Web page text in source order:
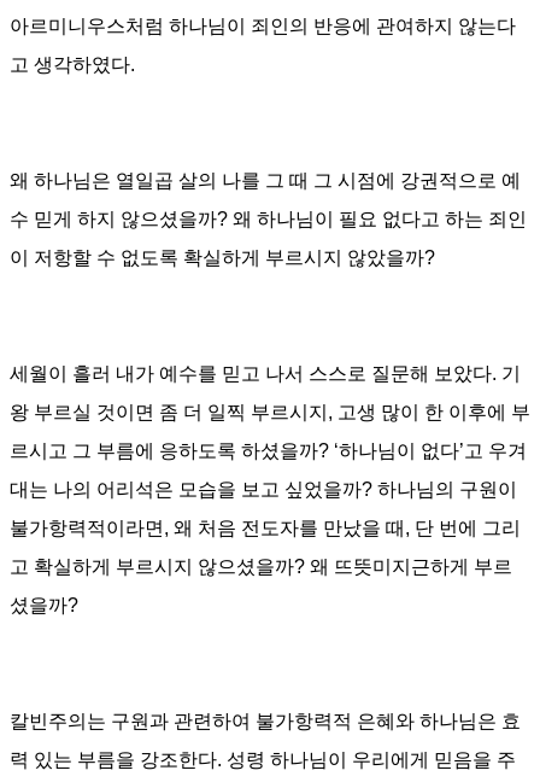
아르미니우스처럼 하나님이 죄인의 반응에 관여하지 않는다
고 생각하였다.
왜 하나님은 열일곱 살의 나를 그 때 그 시점에 강권적으로 예
수 믿게 하지 않으셨을까? 왜 하나님이 필요 없다고 하는 죄인
이 저항할 수 없도록 확실하게 부르시지 않았을까?
세월이 흘러 내가 예수를 믿고 나서 스스로 질문해 보았다. 기
왕 부르실 것이면 좀 더 일찍 부르시지 , 고생 많이 한 이후에 부
르시고 그 부름에 응하도록 하셨을까? ‘하나님이 없다’고 우겨
대는 나의 어리석은 모습을 보고 싶었을까? 하나님의 구원이
불가항력적이라면, 왜 처음 전도자를 만났을 때 , 단 번에 그리
고 확실하게 부르시지 않으셨을까? 왜 뜨뜻미지근하게 부르
셨을까?
칼빈주의는 구원과 관련하여 불가항력적 은혜와 하나님은 효
력 있는 부름을 강조한다. 성령 하나님이 우리에게 믿음을 주